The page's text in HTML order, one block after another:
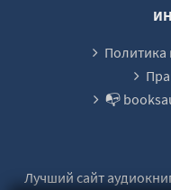
📭
Лучший сайт